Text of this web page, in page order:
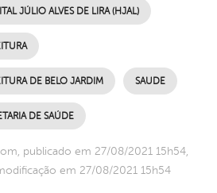
JÚLIO ALVES DE LIRA (HJAL)
DE BELO JARDIM SAUDE
DE SAÚDE
publicado em 27/08/2021 15h54,
em 27/08/2021 15h54